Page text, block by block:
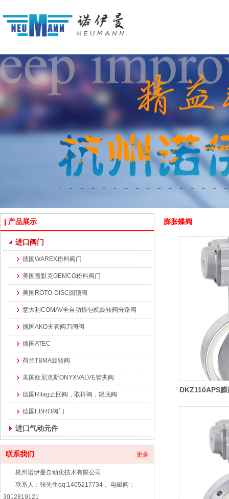
产品展示
进口阀门
德国WAREX粉料阀门
美国盖默克GEMCO粉料阀门
美国ROTO-DISC圆顶阀
意大利COMAV全自动拆包机旋转阀分路阀
德国AKO夹管阀刀闸阀
德国ATEC
荷兰TBMA旋转阀
美国欧尼克斯ONYXVALVE管夹阀
德国Ritag止回阀，取样阀，罐底阀
德国EBRO阀门
进口气动元件
联系我们 更多
杭州诺伊曼自动化技术有限公司
联系人：张先生qq:1405217734， 电磁阀：
3012819121
膨胀蝶阀
DKZ110APS